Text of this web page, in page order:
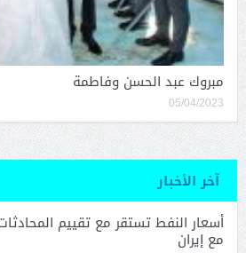
مبروك عبد الحسن وفاطمة
05/04/2023
آخر الأخبار
أسعار النفط تستقر مع تقييم
مع إيران